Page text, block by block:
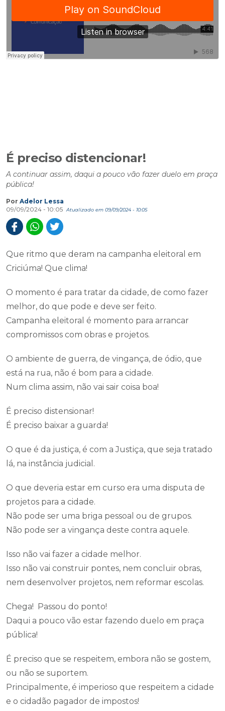
É preciso distencionar!
A continuar assim, daqui a pouco vão fazer duelo em praça
pública!
Por Adelor Lessa
09/09/2024 - 10:05
Atualizado em 09/09/2024 - 10:05
Que ritmo que deram na campanha eleitoral em
Criciúma! Que clima!
O momento é para tratar da cidade, de como fazer
melhor, do que pode e deve ser feito.
Campanha eleitoral é momento para arrancar
compromissos com obras e projetos.
O ambiente de guerra, de vingança, de ódio, que
está na rua, não é bom para a cidade.
Num clima assim, não vai sair coisa boa!
É preciso distensionar!
É preciso baixar a guarda!
O que é da justiça, é com a Justiça, que seja tratado
lá, na instância judicial.
O que deveria estar em curso era uma disputa de
projetos para a cidade.
Não pode ser uma briga pessoal ou de grupos.
Não pode ser a vingança deste contra aquele.
Isso não vai fazer a cidade melhor.
Isso não vai construir pontes, nem concluir obras,
nem desenvolver projetos, nem reformar escolas.
Chega! Passou do ponto!
Daqui a pouco vão estar fazendo duelo em praça
pública!
É preciso que se respeitem, embora não se gostem,
ou não se suportem.
Principalmente, é imperioso que respeitem a cidade
e o cidadão pagador de impostos!